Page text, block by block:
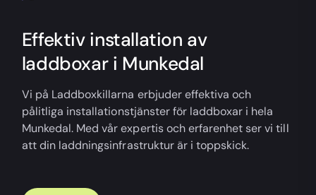
Effektiv installation av
laddboxar i Munkedal
Vi på Laddboxkillarna erbjuder effektiva och
pålitliga installationstjänster för laddboxar i hela
Munkedal. Med vår expertis och erfarenhet ser vi till
att din laddningsinfrastruktur är i toppskick.